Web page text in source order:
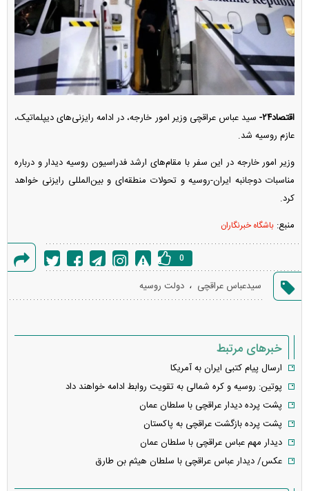
اقتصاد۲۴-
سید عباس عراقچی وزیر امور خارجه، در ادامه رایزنی‌های دیپلماتیک،
عازم روسیه شد.
وزیر امور خارجه در این سفر با مقام‌های ارشد فدراسیون روسیه دیدار و درباره
مناسبات دوجانبه ایران-روسیه و تحولات منطقه‌ای و بین‌المللی رایزنی خواهد
کرد.
منبع: باشگاه خبرنگاران
خطا
0
سیدعباس عراقچی ، دولت روسیه
خبرهای مرتبط
ارسال پیام کتبی ایران به آمریکا
پوتین: روسیه و کره شمالی به تقویت روابط ادامه خواهند داد
پشت پرده دیدار عراقچی با سلطان عمان
پشت پرده بازگشت عراقچی به پاکستان
دیدار مهم عباس عراقچی با سلطان عمان
عکس/ دیدار عباس عراقچی با سلطان هیثم بن طارق